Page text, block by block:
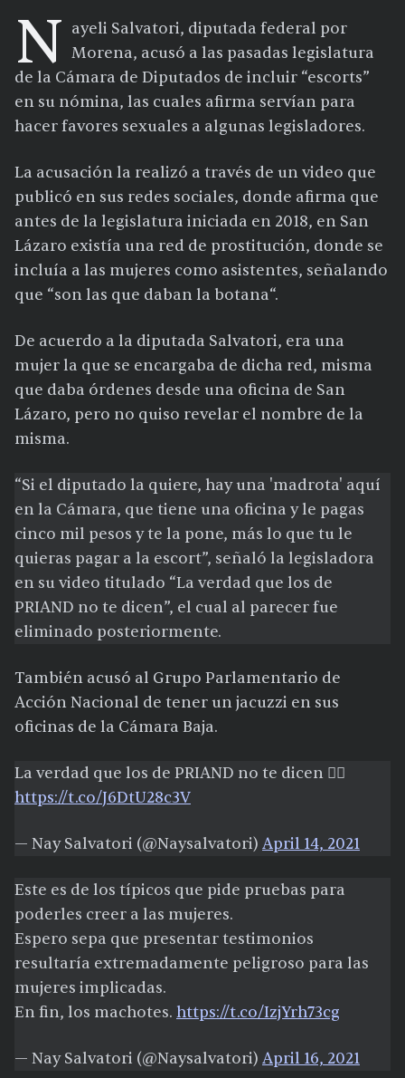
N ayeli Salvatori, diputada federal por
Morena, acusó a las pasadas legislatura
de la Cámara de Diputados de incluir “escorts”
en su nómina, las cuales afirma servían para
hacer favores sexuales a algunas legisladores.
La acusación la realizó a través de un video que
publicó en sus redes sociales, donde afirma que
antes de la legislatura iniciada en 2018, en San
Lázaro existía una red de prostitución, donde se
incluía a las mujeres como asistentes, señalando
que “son las que daban la botana“.
De acuerdo a la diputada Salvatori, era una
mujer la que se encargaba de dicha red, misma
que daba órdenes desde una oficina de San
Lázaro, pero no quiso revelar el nombre de la
misma.
“Si el diputado la quiere, hay una 'madrota' aquí
en la Cámara, que tiene una oficina y le pagas
cinco mil pesos y te la pone, más lo que tu le
quieras pagar a la escort”, señaló la legisladora
en su video titulado “La verdad que los de
PRIAND no te dicen”, el cual al parecer fue
eliminado posteriormente.
También acusó al Grupo Parlamentario de
Acción Nacional de tener un jacuzzi en sus
oficinas de la Cámara Baja.
La verdad que los de PRIAND no te dicen 👇🏻
https://t.co/J6DtU28c3V
— Nay Salvatori (@Naysalvatori) April 14, 2021
Este es de los típicos que pide pruebas para
poderles creer a las mujeres.
Espero sepa que presentar testimonios
resultaría extremadamente peligroso para las
mujeres implicadas.
En fin, los machotes. https://t.co/IzjYrh73cg
— Nay Salvatori (@Naysalvatori) April 16, 2021